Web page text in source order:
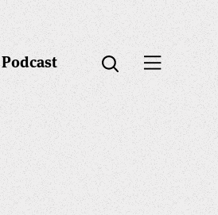
Podcast Öppna sök
Öppna menyn